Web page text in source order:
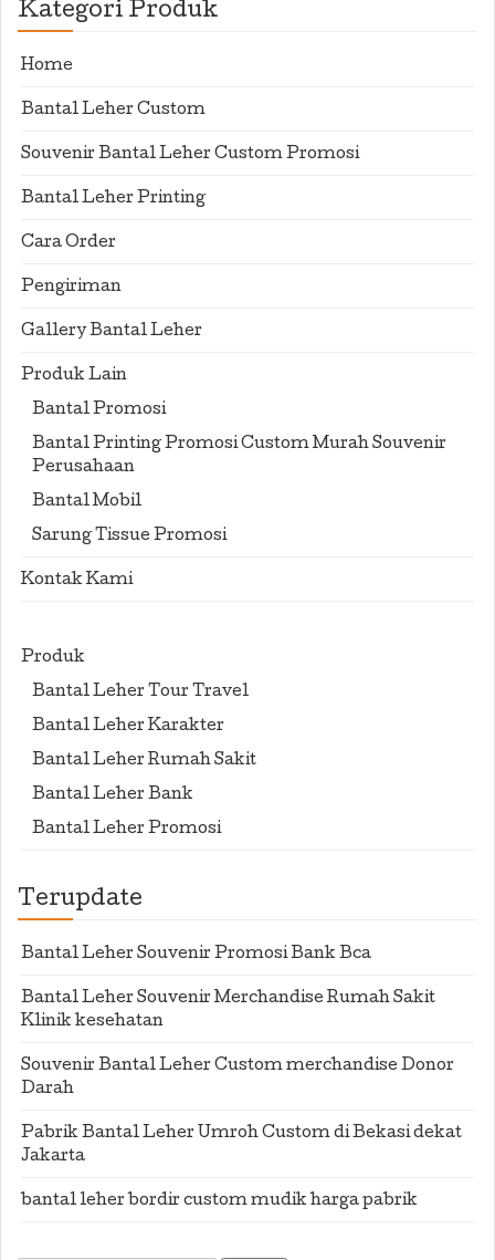
Kategori Produk
Home
Bantal Leher Custom
Souvenir Bantal Leher Custom Promosi
Bantal Leher Printing
Cara Order
Pengiriman
Gallery Bantal Leher
Produk Lain
Bantal Promosi
Bantal Printing Promosi Custom Murah Souvenir
Perusahaan
Bantal Mobil
Sarung Tissue Promosi
Kontak Kami
Produk
Bantal Leher Tour Travel
Bantal Leher Karakter
Bantal Leher Rumah Sakit
Bantal Leher Bank
Bantal Leher Promosi
Terupdate
Bantal Leher Souvenir Promosi Bank Bca
Bantal Leher Souvenir Merchandise Rumah Sakit
Klinik kesehatan
Souvenir Bantal Leher Custom merchandise Donor
Darah
Pabrik Bantal Leher Umroh Custom di Bekasi dekat
Jakarta
bantal leher bordir custom mudik harga pabrik